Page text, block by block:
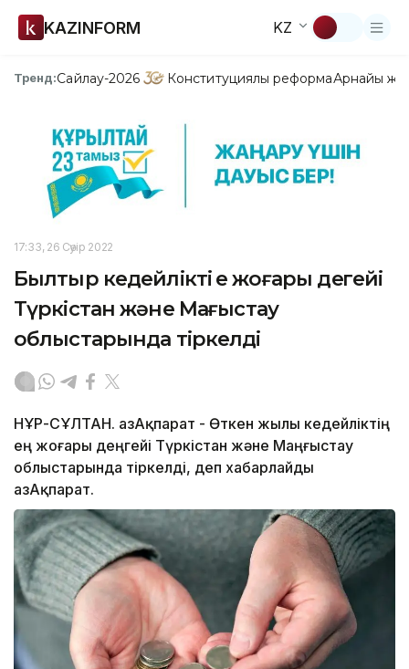
KAZINFORM KZ
Тренд:Сайлау-2026 Конституциялық реформаАрнайы
17:33, 26 Сәуір 2022
Былтыр кедейліктің ең жоғары деңгейі
Түркістан және Маңғыстау
облыстарында тіркелді
НҰР-СҰЛТАН. ҚазАқпарат - Өткен жылы кедейліктің
ең жоғары деңгейі Түркістан және Маңғыстау
облыстарында тіркелді, деп хабарлайды
ҚазАқпарат.